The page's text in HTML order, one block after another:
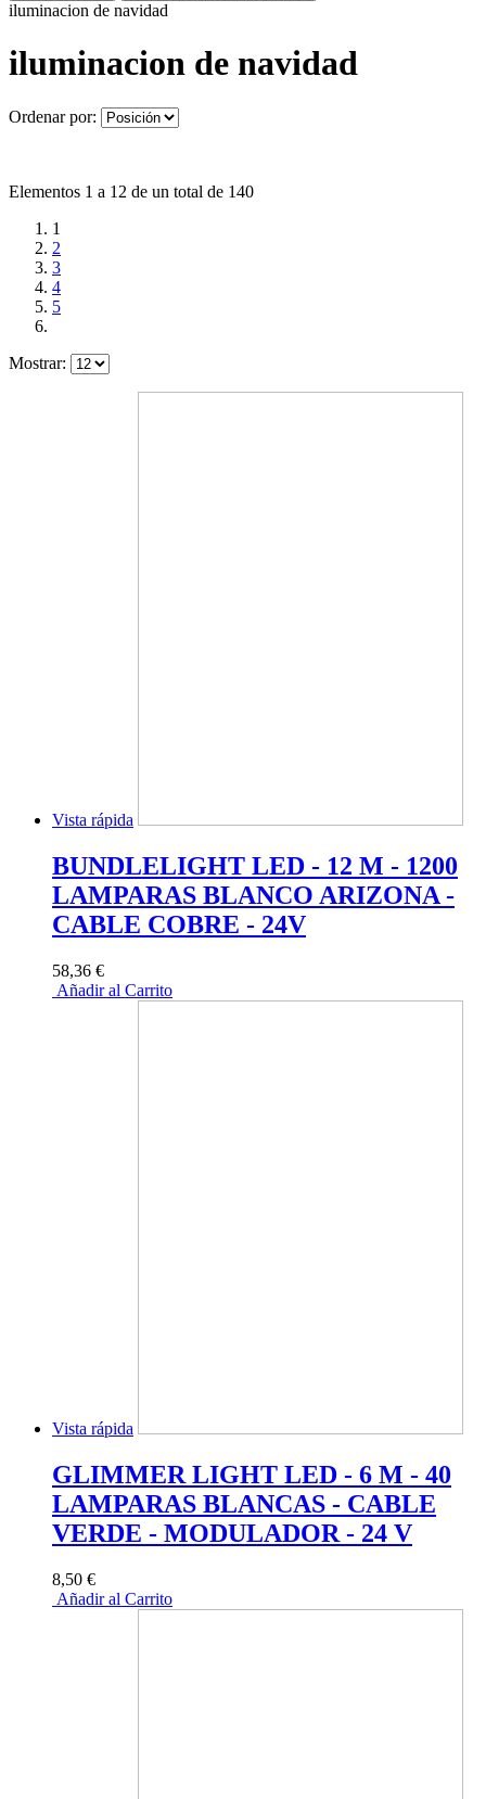
iluminacion de navidad
iluminacion de navidad
Ordenar por:
Elementos 1 a 12 de un total de 140
1
2
3
4
5
Mostrar:
Vista rápida
BUNDLELIGHT LED - 12 M - 1200
LAMPARAS BLANCO ARIZONA -
CABLE COBRE - 24V
58,36 €
Añadir al Carrito
Vista rápida
GLIMMER LIGHT LED - 6 M - 40
LAMPARAS BLANCAS - CABLE
VERDE - MODULADOR - 24 V
8,50 €
Añadir al Carrito